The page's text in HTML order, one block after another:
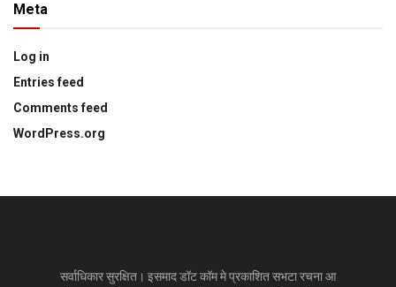
Meta
Log in
Entries feed
Comments feed
WordPress.org
सर्वाधिकार सुरक्षित। इसमाद डॉट कॉम मे प्रकाशित सभटा रचना आ